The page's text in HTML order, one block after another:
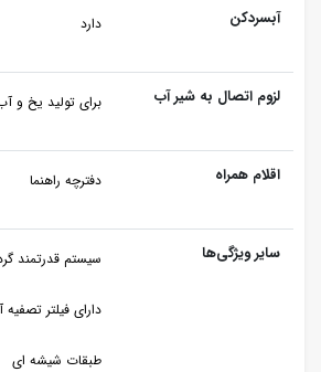
آبسردکن دارد
لزوم اتصال به شیر آب برای تولید یخ و
اقلام همراه دفترچه راهنما
سایر ویژگی‌ها سيستم قدرتمند
دارای فیلتر
طبقات شیشه ای